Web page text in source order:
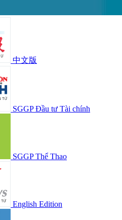
中文版
SGGP Đầu tư Tài chính
SGGP Thể Thao
English Edition